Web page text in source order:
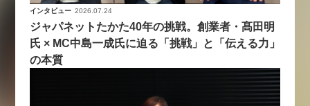
インタビュー 2026.07.24
ジャパネットたかた40年の挑戦。創業者・髙田明
氏 × MC中島一成氏に迫る「挑戦」と「伝える力」
の本質